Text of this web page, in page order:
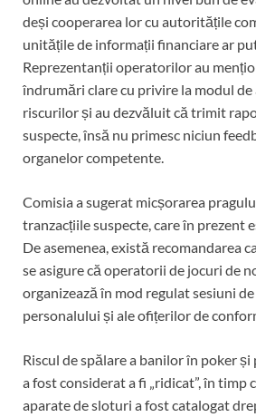
deși cooperarea lor cu autoritățile
unitățile de informații financiare ar
Reprezentanții operatorilor au
îndrumări clare cu privire la modul
riscurilor și au dezvăluit că trimit
suspecte, însă nu primesc niciun
organelor competente.
Comisia a sugerat micșorarea
tranzacțiile suspecte, care în prezent
De asemenea, există recomandarea
se asigure că operatorii de jocuri de
organizează în mod regulat sesiuni
personalului și ale ofițerilor de
Riscul de spălare a banilor în poker
a fost considerat a fi „ridicat”, în timp
aparate de sloturi a fost catalogat